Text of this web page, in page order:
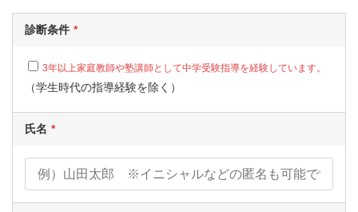
診断条件
3年以上家庭教師や塾講師として中学受験指導を経験しています。
（学生時代の指導経験を除く）
氏名